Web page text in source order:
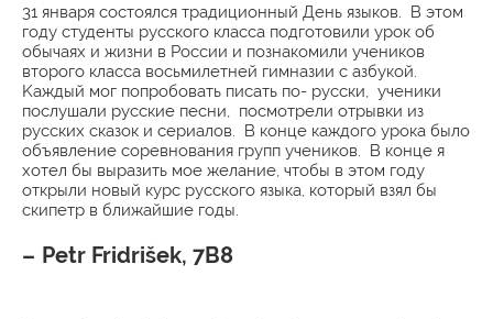
31 января состоялся традиционный День языков. В этом
году студенты русского класса подготовили урок об
обычаях и жизни в России и познакомили учеников
второго класса восьмилетней гимназии с азбукой.
Kаждый мог попробовать писать по- русски, ученики
послушали русские песни, посмотрели отрывки из
русских сказок и сериалов. В конце каждого урока было
объявление соревнования групп учеников. В конце я
хотел бы выразить моe желание, чтобы в этом году
открыли новый курс русского языка, который взял бы
скипетр в ближайшие годы.
Petr Fridrišek, 7B8